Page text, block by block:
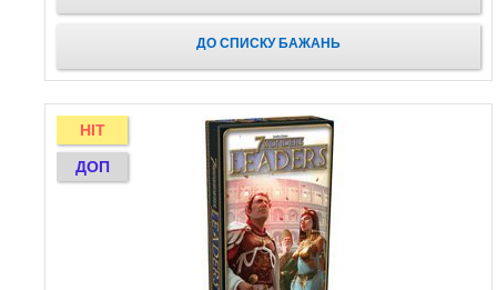
ДО СПИСКУ БАЖАНЬ
HIT
ДОП